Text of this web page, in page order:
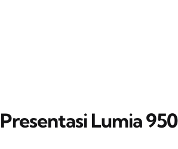
Presentasi Lumia 950